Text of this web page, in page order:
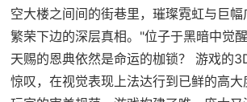
空大楼之间间的街巷里，璀璨霓虹与巨
繁荣下边的深层真相。"位子于黑暗中觉
天赐的恩典依然是命运的枷锁？ 游戏的
惊叹，在视觉表现上法达行到已鲜的高